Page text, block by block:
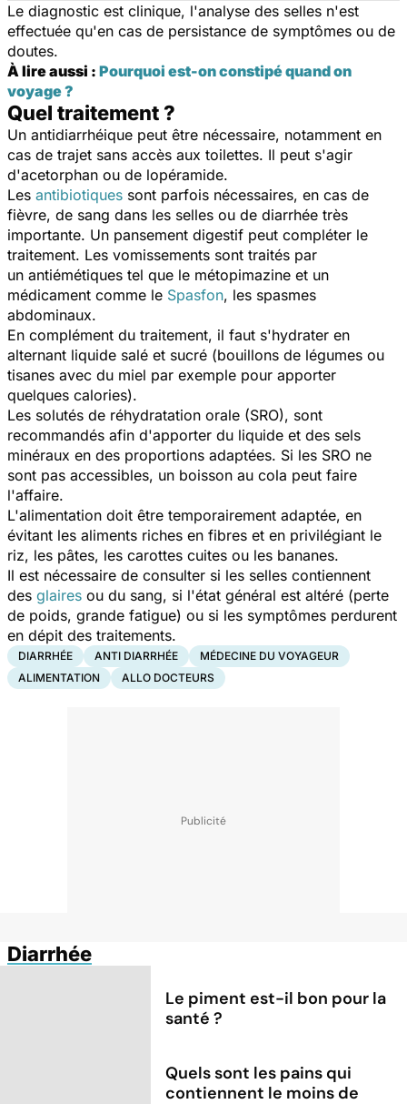
Le diagnostic est clinique, l'analyse des selles n'est
effectuée qu'en cas de persistance de symptômes ou de
doutes.
À lire aussi : Pourquoi est-on constipé quand on
voyage ?
Quel traitement ?
Un antidiarrhéique peut être nécessaire, notamment en
cas de trajet sans accès aux toilettes. Il peut s'agir
d'acetorphan ou de lopéramide.
Les antibiotiques sont parfois nécessaires, en cas de
fièvre, de sang dans les selles ou de diarrhée très
importante. Un pansement digestif peut compléter le
traitement. Les vomissements sont traités par
un antiémétiques tel que le métopimazine et un
médicament comme le Spasfon, les spasmes
abdominaux.
En complément du traitement, il faut s'hydrater en
alternant liquide salé et sucré (bouillons de légumes ou
tisanes avec du miel par exemple pour apporter
quelques calories).
Les solutés de réhydratation orale (SRO), sont
recommandés afin d'apporter du liquide et des sels
minéraux en des proportions adaptées. Si les SRO ne
sont pas accessibles, un boisson au cola peut faire
l'affaire.
L'alimentation doit être temporairement adaptée, en
évitant les aliments riches en fibres et en privilégiant le
riz, les pâtes, les carottes cuites ou les bananes.
Il est nécessaire de consulter si les selles contiennent
des glaires ou du sang, si l'état général est altéré (perte
de poids, grande fatigue) ou si les symptômes perdurent
en dépit des traitements.
DIARRHÉE ANTI DIARRHÉE
MÉDECINE DU VOYAGEUR
ALIMENTATION
ALLO DOCTEURS
Diarrhée
Le piment est-il bon pour la
santé ?
Quels sont les pains qui
contiennent le moins de